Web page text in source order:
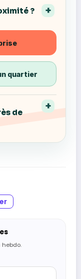
?
quartier
de